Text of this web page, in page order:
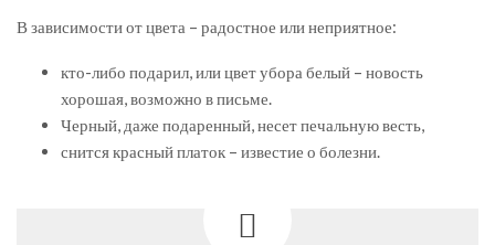
В зависимости от цвета – радостное или неприятное:
кто-либо подарил, или цвет убора белый – новость
хорошая, возможно в письме.
Черный, даже подаренный, несет печальную весть,
снится красный платок – известие о болезни.